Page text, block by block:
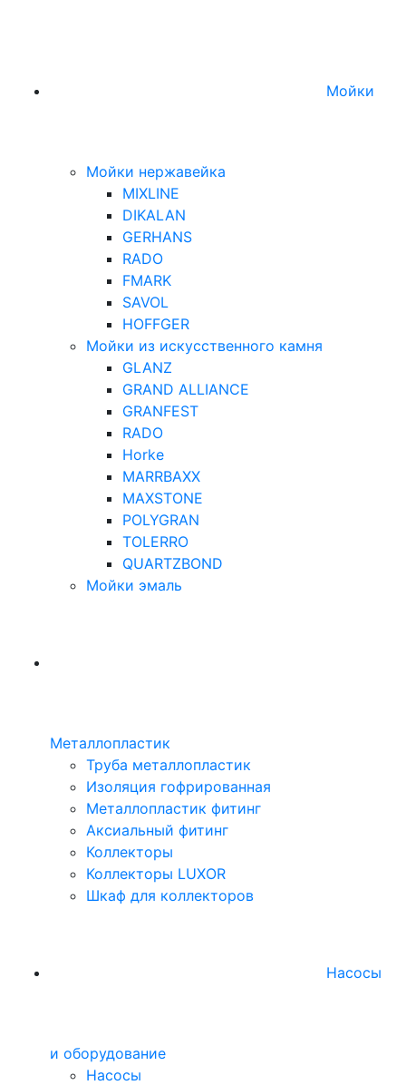
Мойки
Мойки нержавейка
MIXLINE
DIKALAN
GERHANS
RADO
FMARK
SAVOL
HOFFGER
Мойки из искусственного камня
GLANZ
GRAND ALLIANCE
GRANFEST
RADO
Horke
MARRBAXX
MAXSTONE
POLYGRAN
TOLERRO
QUARTZBOND
Мойки эмаль
Металлопластик
Труба металлопластик
Изоляция гофрированная
Металлопластик фитинг
Аксиальный фитинг
Коллекторы
Коллекторы LUXOR
Шкаф для коллекторов
Насосы
и оборудование
Насосы